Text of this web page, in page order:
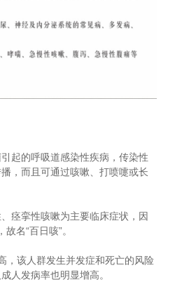
起的呼吸道感染性疾病，传染性
，而且可通过咳嗽、打喷嚏或长
痉挛性咳嗽为主要临床症状，因
名“百日咳”。
，该人群发生并发症和死亡的风险
人发病率也明显增高。